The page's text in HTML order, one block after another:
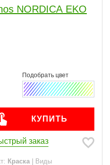
NORDICA EKO
КУПИТЬ
заказ
Краска
Виды